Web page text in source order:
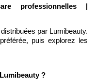
professionnelles |
par Lumibeauty.
puis explorez les
?